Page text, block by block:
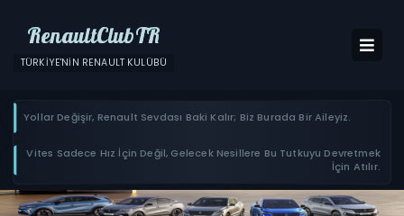
RenaultClubTR
TÜRKIYE'NIN RENAULT KULÜBÜ
Yollar Değişir, Renault Sevdası Baki Kalır; Biz Burada Bir Aileyiz.
Vites Sadece Hız İçin Değil, Gelecek Nesillere Bu Tutkuyu Devretmek
İçin Atılır.